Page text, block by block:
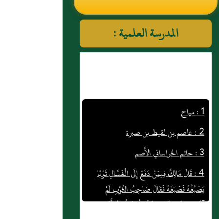
النووي رحمهم الله تعالى
المدرسة العلمية :
1 : مياح
2 : عاصم بن لقيط بن صبرة
3 : حاتم الخراساني الأَصم
4 : قَالَ مَالِكٌ فِيمَنْ دَفَعَ إِلَى الْغَسَّالِ ثَوْبًا
يَصْبُغُهُ فَصَبَغَهُ فَقَالَ صَاحِبُ الثَّوْبِ لَمْ
آمُرْكَ بِهَذَا الصِّبْغِ وَقَالَ الْغَسَّالُ بَلْ أَنْتَ
أَمَرْتَنِي بِذَلِكَ فَإِنَّ الْغَسَّالَ مُصَدَّقٌ فِي ذَلِكَ